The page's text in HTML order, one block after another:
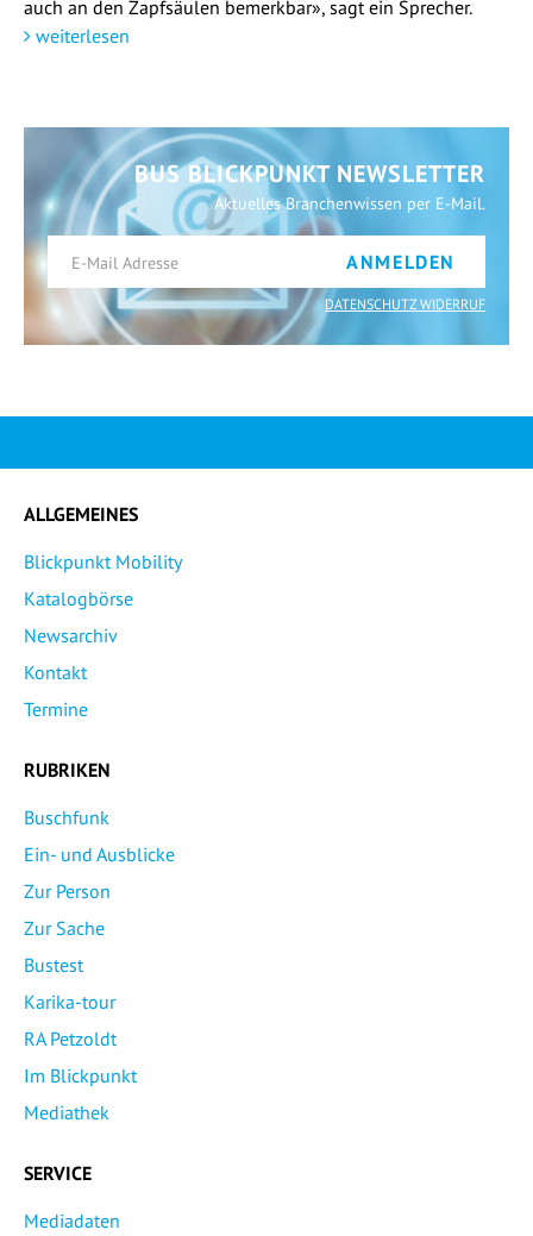
auch an den Zapfsäulen bemerkbar», sagt ein Sprecher.
weiterlesen
BUS BLICKPUNKT NEWSLETTER
Aktuelles Branchenwissen per E-Mail.
ANMELDEN
DATENSCHUTZ WIDERRUF
ALLGEMEINES
Blickpunkt Mobility
Katalogbörse
Newsarchiv
Kontakt
Termine
RUBRIKEN
Buschfunk
Ein- und Ausblicke
Zur Person
Zur Sache
Bustest
Karika-tour
RA Petzoldt
Im Blickpunkt
Mediathek
SERVICE
Mediadaten